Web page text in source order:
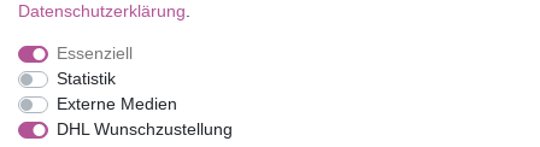
Impressum
Daten­schutz­erklärung
Essenziell
Statistik
Externe Medien
DHL Wunschzustellung